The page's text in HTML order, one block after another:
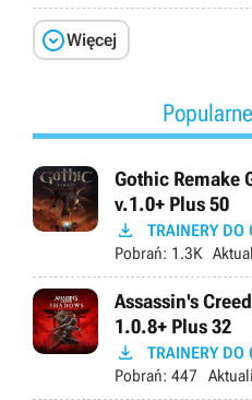
Więcej
Gothic Remake
v.1.0+ Plus 50
 TRAINERY DO
Pobrań: 1.3K
Assassin's
1.0.8+ Plus 32
 TRAINERY DO
Pobrań: 447